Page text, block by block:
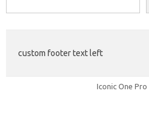
custom footer text left
Iconic One Pro